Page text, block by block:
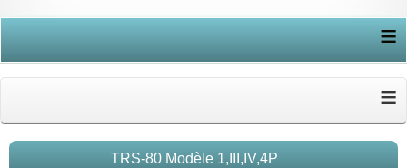
≡
≡
TRS-80 Modèle 1,III,IV,4P